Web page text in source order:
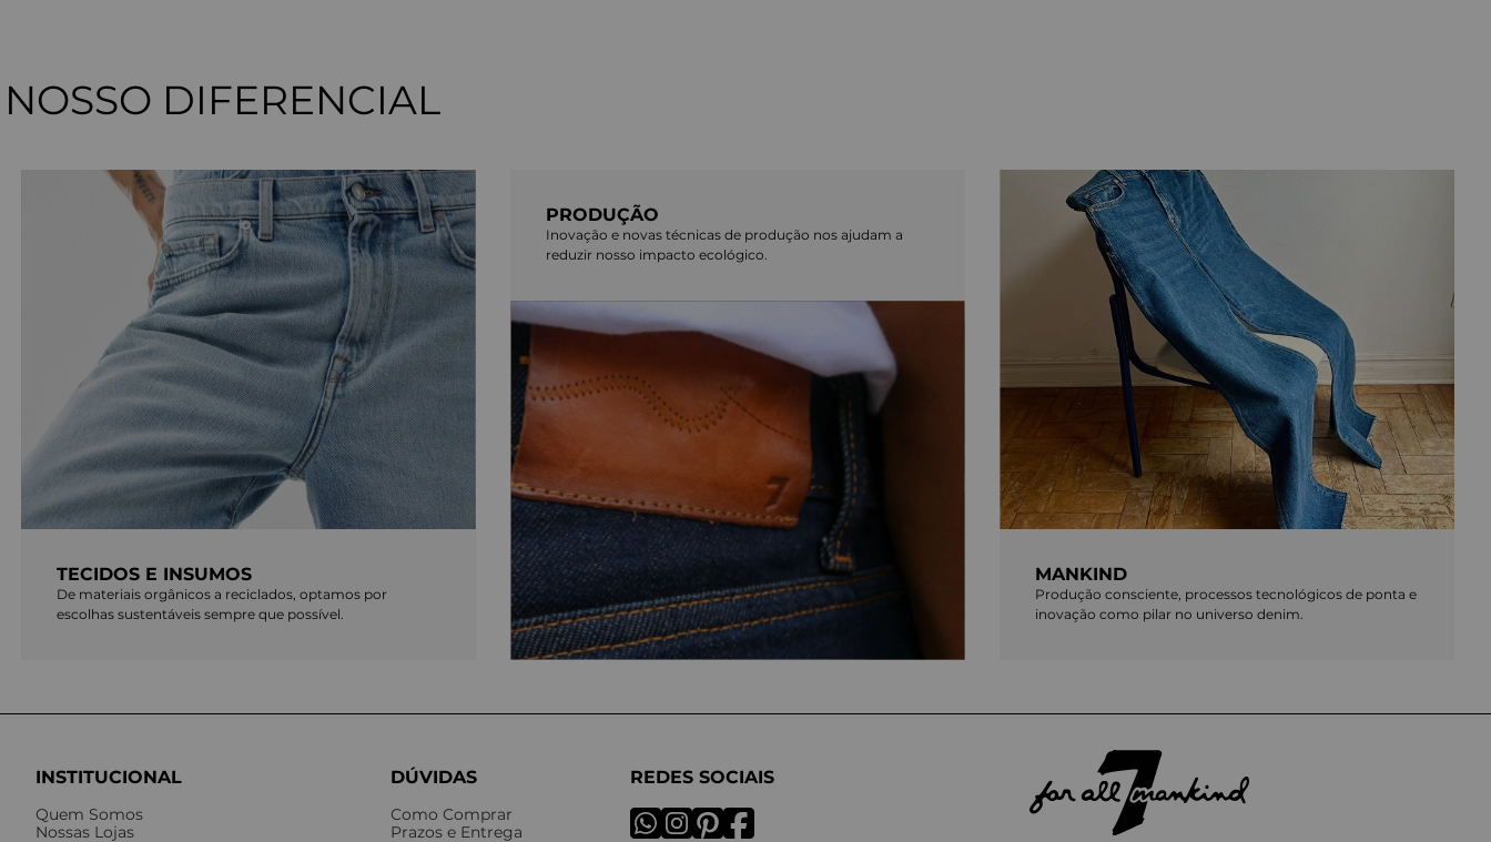
NOSSO DIFERENCIAL
TECIDOS E INSUMOS
De materiais orgânicos a reciclados, optamos por
escolhas sustentáveis sempre que possível.
PRODUÇÃO
Inovação e novas técnicas de produção nos ajudam a
reduzir nosso impacto ecológico.
MANKIND
Produção consciente, processos tecnológicos de ponta e
inovação como pilar no universo denim.
INSTITUCIONAL
Quem Somos
Nossas Lojas
DÚVIDAS
Como Comprar
Prazos e Entrega
REDES SOCIAIS